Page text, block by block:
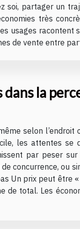
soi, partager un
très
usages racontent
de vente entre
la
selon l’endroit
les attentes
par peser
concurrence, ou
Un prix peut être
de total. Les